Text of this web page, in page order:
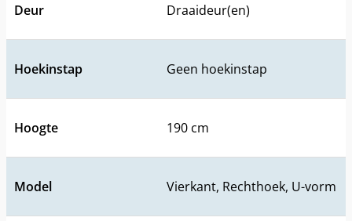
Deur Draaideur(en)
Hoekinstap Geen hoekinstap
Hoogte 190 cm
Model Vierkant, Rechthoek, U-vorm